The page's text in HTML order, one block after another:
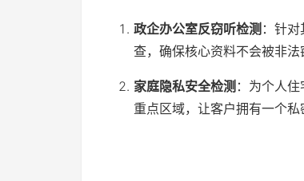
政企办公室反窃听检测 ：针
查，确保核心资料不会被非法
家庭隐私安全检测 ：为个人
重点区域，让客户拥有一个私